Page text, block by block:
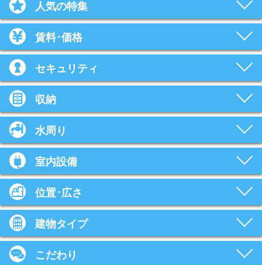
人気の特集
賃料･価格
セキュリティ
収納
水周り
室内設備
位置･広さ
建物タイプ
こだわり